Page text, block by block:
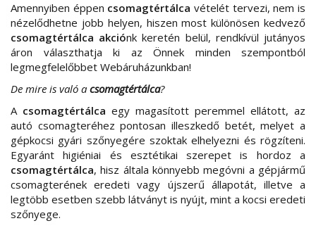
Amennyiben éppen csomagtértálca vételét tervezi, nem is
nézelődhetne jobb helyen, hiszen most különösen kedvező
csomagtértálca akciónk keretén belül, rendkívül jutányos
áron választhatja ki az Önnek minden szempontból
legmegfelelőbbet Webáruházunkban!
De mire is való a csomagtértálca?
A csomagtértálca egy magasított peremmel ellátott, az
autó csomagteréhez pontosan illeszkedő betét, melyet a
gépkocsi gyári szőnyegére szoktak elhelyezni és rögzíteni.
Egyaránt higiéniai és esztétikai szerepet is hordoz a
csomagtértálca, hisz általa könnyebb megóvni a gépjármű
csomagterének eredeti vagy újszerű állapotát, illetve a
legtöbb esetben szebb látványt is nyújt, mint a kocsi eredeti
szőnyege.